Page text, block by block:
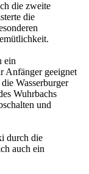
die zweite
die
ein
Anfänger geeignet
Wasserburger
Wuhrbachs
und
durch die
auch ein